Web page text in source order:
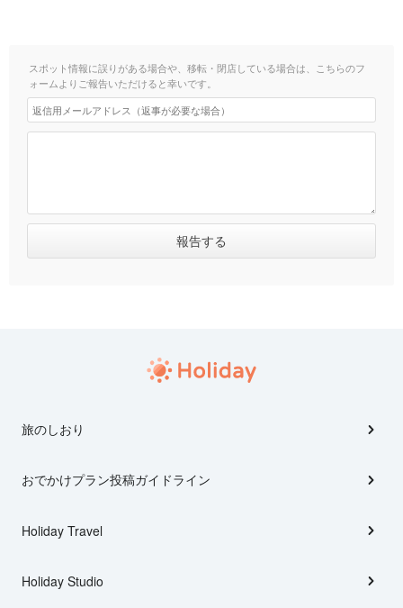
スポット情報に誤りがある場合や、移転・閉店している場合は、こちらのフ
ォームよりご報告いただけると幸いです。
旅のしおり
おでかけプラン投稿ガイドライン
Holiday Travel
Holiday Studio